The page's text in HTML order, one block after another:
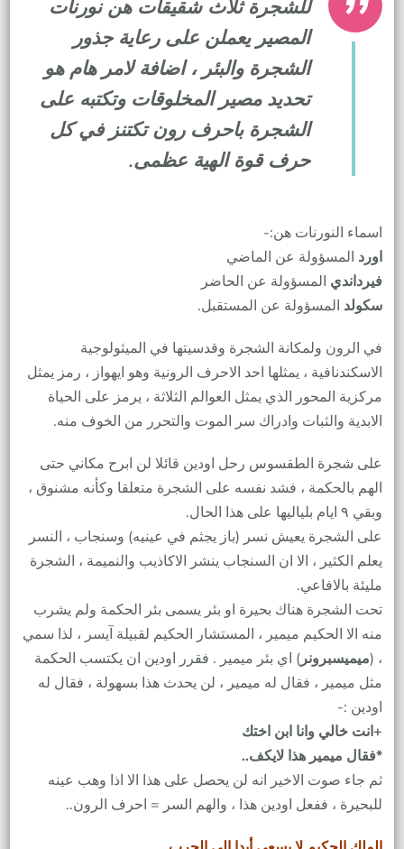
للشجرة ثلاث شقيقات هن نورنات
المصير يعملن على رعاية جذور
الشجرة والبئر ، اضافة لامر هام هو
تحديد مصير المخلوقات وتكتبه على
الشجرة باحرف رون تكتنز في كل
حرف قوة الهية عظمى.
اسماء النورنات هن:-
اورد المسؤولة عن الماضي
فيرداندي المسؤولة عن الحاضر
سكولد المسؤولة عن المستقبل.
في الرون ولمكانة الشجرة وقدسيتها في الميثولوجية
الاسكندنافية ، يمثلها احد الاحرف الرونية وهو ايهواز ، رمز يمثل
مركزية المحور الذي يمثل العوالم الثلاثة ، يرمز على الحياة
الابدية والثبات وادراك سر الموت والتحرر من الخوف منه.
على شجرة الطقسوس رحل اودين قائلا لن ابرح مكاني حتى
الهم بالحكمة ، فشد نفسه على الشجرة متعلقا وكأنه مشنوق ،
وبقي ٩ ايام بلياليها على هذا الحال.
على الشجرة يعيش نسر (باز يجثم في عينيه) وسنجاب ، النسر
يعلم الكثير ، الا ان السنجاب ينشر الاكاذيب والنميمة ، الشجرة
مليئة بالافاعي.
تحت الشجرة هناك بحيرة او بئر يسمى بئر الحكمة ولم يشرب
منه الا الحكيم ميمير ، المستشار الحكيم لقبيلة آيسر ، لذا سمي
، (ميميسبرونر) اي بئر ميمير . فقرر اودين ان يكتسب الحكمة
مثل ميمير ، فقال له ميمير ، لن يحدث هذا بسهولة ، فقال له
اودين :-
+انت خالي وانا ابن اختك
*فقال ميمير هذا لايكف..
ثم جاء صوت الاخير انه لن يحصل على هذا الا اذا وهب عينه
للبحيرة ، ففعل اودين هذا ، والهم السر = احرف الرون..